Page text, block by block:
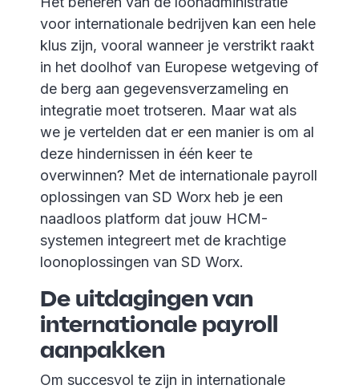
voor internationale bedrijven kan een hele
klus zijn, vooral wanneer je verstrikt raakt
in het doolhof van Europese wetgeving of
de berg aan gegevensverzameling en
integratie moet trotseren. Maar wat als
we je vertelden dat er een manier is om al
deze hindernissen in één keer te
overwinnen? Met de internationale payroll
oplossingen van SD Worx heb je een
naadloos platform dat jouw HCM-
systemen integreert met de krachtige
loonoplossingen van SD Worx.
De uitdagingen van
internationale payroll
aanpakken
Om succesvol te zijn in internationale